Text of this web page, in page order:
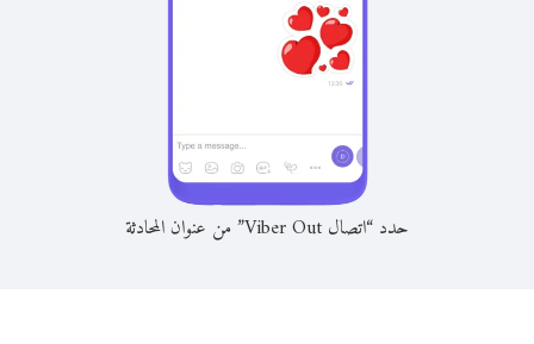
حدد “اتصال Viber Out” من عنوان المحادثة